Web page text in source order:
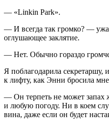
— «Linkin Park».
— И всегда так громко? —
оглушающее заклятие.
— Нет. Обычно гораздо
Я поблагодарила секретаршу,
к лифту, как Энни бросила
— Он терпеть не может запах
и любую погоду. Ни в коем
вина, даже если он будет